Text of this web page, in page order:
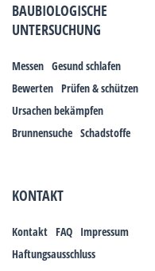
BAUBIOLOGISCHE
UNTERSUCHUNG
Messen Gesund schlafen
Bewerten Prüfen & schützen
Ursachen bekämpfen
Brunnensuche Schadstoffe
KONTAKT
Kontakt FAQ Impressum
Haftungsausschluss